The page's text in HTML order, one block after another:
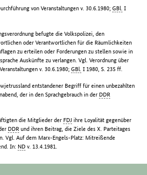
von Veranstaltungen v. 30.6.1980;GBl. I
befugte die Volkspolizei, den
oder Verantwortlichen für die Räumlichkeiten
zu erteilen oder Forderungen zu stellen sowie in
Auskünfte zu verlangen. Vgl. Verordnung über
v. 30.6.1980;GBl. I 1980, S. 235 ff.
entstandener Begriff für einen unbezahlten
der in den Sprachgebrauch in der DDR
die Mitglieder der FDJ ihre Loyalität gegenüber
DDR und ihren Beitrag, die Ziele des X. Parteitages
Vgl. Auf dem Marx-Engels-Platz: Mitreißende
In: ND v. 13.4.1981.